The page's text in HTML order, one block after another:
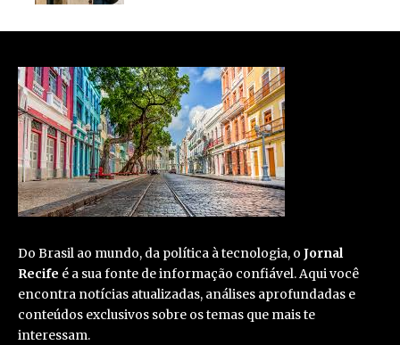
Do Brasil ao mundo, da política à tecnologia, o Jornal
Recife é a sua fonte de informação confiável. Aqui você
encontra notícias atualizadas, análises aprofundadas e
conteúdos exclusivos sobre os temas que mais te
interessam.